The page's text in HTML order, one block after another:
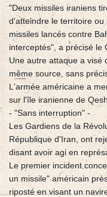
"Deux missiles iraniens
d'atteindre le territoire
missiles lancés contre
interceptés", a précisé le
Une autre attaque a visé
même source, sans
L'armée américaine a
sur l'île iranienne de
- "Sans interruption" -
Les Gardiens de la
République d'Iran, ont
disant avoir agi en
Le premier incident
un missile" américain
riposté en visant un